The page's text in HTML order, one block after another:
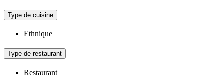
Type de cuisine
Ethnique
Type de restaurant
Restaurant